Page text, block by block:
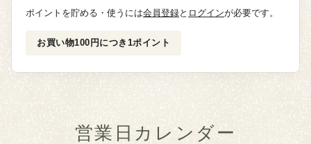
ポイントを貯める・使うには会員登録と ログインが必要です。
お買い物100円につき1ポイント
営業日カレンダー